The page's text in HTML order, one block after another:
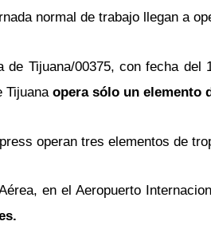
normal de trabajo llegan a
de Tijuana/00375, con fecha
Tijuana opera sólo un elemento
operan tres elementos de
en el Aeropuerto